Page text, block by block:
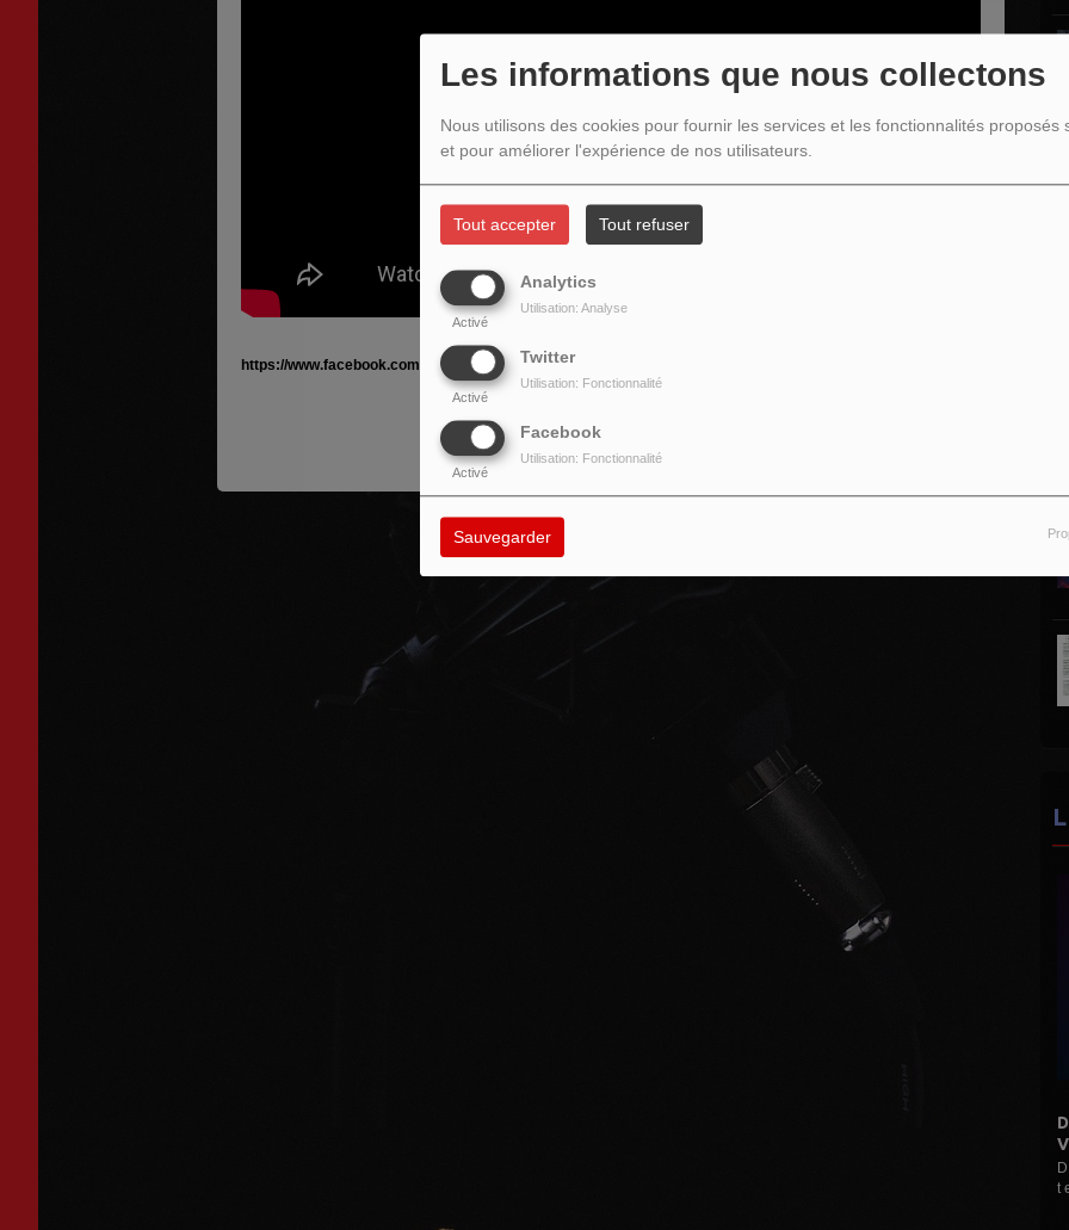
Les informations que nous collectons
Nous utilisons des cookies pour fournir les services et les fonctionnalités proposés
et pour améliorer l'expérience de nos utilisateurs.
Tout accepter Tout refuser
Analytics
Activé
Utilisation: Analyse
Twitter
Activé
Utilisation: Fonctionnalité
Facebook
Activé
Utilisation: Fonctionnalité
Sauvegarder
https://www.facebook.com/traeumer.artist
DISCO MANI
D Le Max (Hervé M)